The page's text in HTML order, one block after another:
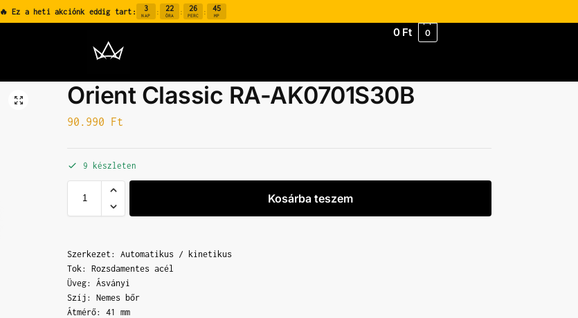
🔥 Ez a heti akciónk eddig tart: 3
NAP : 22
ÓRA : 26
PERC : 44
MP
0 Ft 0
Orient Classic RA-AK0701S30B
90.990 Ft
9 készleten
Kosárba teszem
Szerkezet: Automatikus / kinetikus
Tok: Rozsdamentes acél
Üveg: Ásványi
Szíj: Nemes bőr
Átmérő: 41 mm